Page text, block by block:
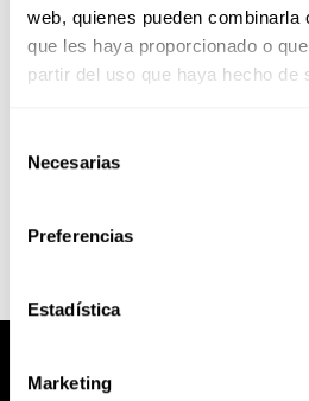
web, quienes pueden combinarla
que les haya proporcionado o
partir del uso que haya hecho de
Necesarias
Preferencias
Estadística
Marketing
O lo que es lo
instrucciones para
Texcoco